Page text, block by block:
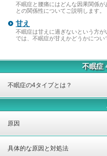
不眠症と腰痛にはどんな因果関係
との関係性についてご説明します。
甘え
不眠症は甘えに過ぎないという方
では、不眠症が甘えかどうかについ
不眠症
不眠症の4タイプとは？
原因
具体的な原因と対処法